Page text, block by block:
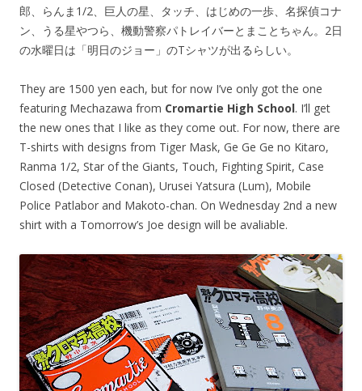
郎、らんま1/2、巨人の星、タッチ、はじめの一歩、名探偵コナ
ン、うる星やつら、機動警察パトレイバーとまことちゃん。2日
の水曜日は「明日のジョー」のTシャツが出るらしい。
They are 1500 yen each, but for now I’ve only got the one
featuring Mechazawa from Cromartie High School. I’ll get
the new ones that I like as they come out. For now, there are
T-shirts with designs from Tiger Mask, Ge Ge Ge no Kitaro,
Ranma 1/2, Star of the Giants, Touch, Fighting Spirit, Case
Closed (Detective Conan), Urusei Yatsura (Lum), Mobile
Police Patlabor and Makoto-chan. On Wednesday 2nd a new
shirt with a Tomorrow’s Joe design will be avaliable.